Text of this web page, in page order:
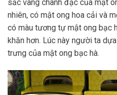
sắc vàng chanh đặc của mật
nhiên, có mật ong hoa cải và
có màu tương tự mật ong bạc
khăn hơn. Lúc này người ta
trưng của mật ong bạc hà.